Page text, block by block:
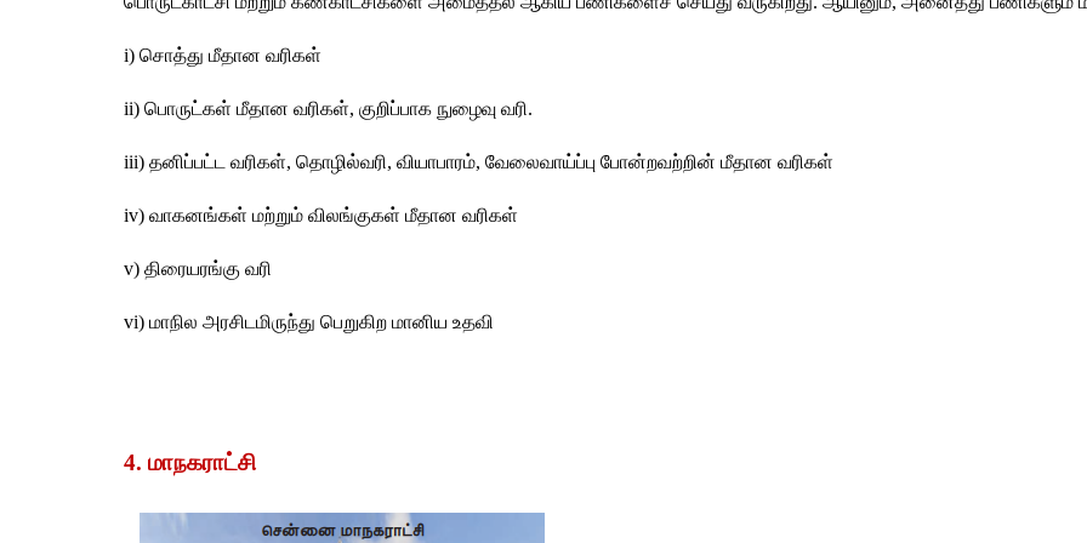
i) சொத்து மீதான வரிகள்
ii) பொருட்கள் மீதான வரிகள், குறிப்பாக நுழைவு வரி.
iii) தனிப்பட்ட வரிகள், தொழில்வரி, வியாபாரம், வேலைவாய்ப்பு போன்றவற்றின் மீதான வரிகள்
iv) வாகனங்கள் மற்றும் விலங்குகள் மீதான வரிகள்
v) திரையரங்கு வரி
vi) மாநில அரசிடமிருந்து பெறுகிற மானிய உதவி
4. மாநகராட்சி